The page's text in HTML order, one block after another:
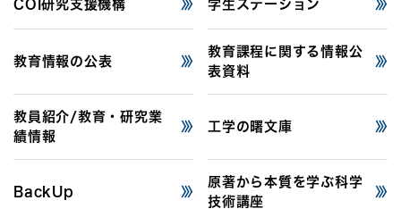
COI研究支援機構 学生ステーション
教育情報の公表
教育課程に関する情報公
表資料
教員紹介/教育・研究業
績情報
工学の曙文庫
BackUp
原著から本質を学ぶ科学
技術講座